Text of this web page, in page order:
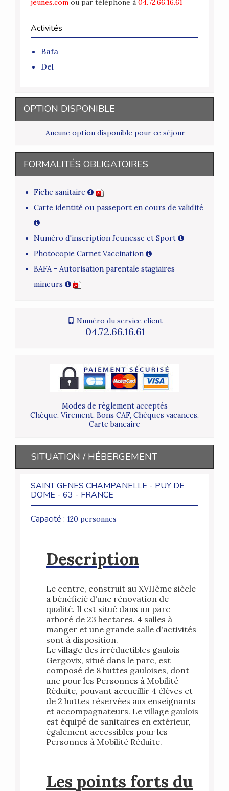
jeunes.com ou par téléphone à 04.72.66.16.61
Activités
Bafa
Del
OPTION DISPONIBLE
Aucune option disponible pour ce séjour
FORMALITÉS OBLIGATOIRES
Fiche sanitaire
Carte identité ou passeport en cours de validité
Numéro d'inscription Jeunesse et Sport
Photocopie Carnet Vaccination
BAFA - Autorisation parentale stagiaires
mineurs
Numéro du service client
04.72.66.16.61
Modes de règlement acceptés
Chèque, Virement, Bons CAF, Chèques vacances,
Carte bancaire
SITUATION / HÉBERGEMENT
SAINT GENES CHAMPANELLE - PUY DE
DOME - 63 - FRANCE
Capacité : 120 personnes
Description
Le centre, construit au XVIIème siècle
a bénéficié d'une rénovation de
qualité. Il est situé dans un parc
arboré de 23 hectares. 4 salles à
manger et une grande salle d'activités
sont à disposition.
Le village des irréductibles gaulois
Gergovix, situé dans le parc, est
composé de 8 huttes gauloises, dont
une pour les Personnes à Mobilité
Réduite, pouvant accueillir 4 élèves et
de 2 huttes réservées aux enseignants
et accompagnateurs. Le village gaulois
est équipé de sanitaires en extérieur,
également accessibles pour les
Personnes à Mobilité Réduite.
Les points forts du